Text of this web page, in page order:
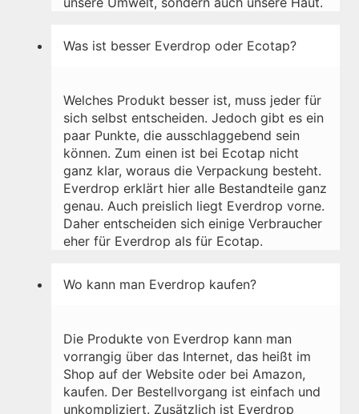
Was ist besser Everdrop oder Ecotap?
Welches Produkt besser ist, muss jeder für
sich selbst entscheiden. Jedoch gibt es ein
paar Punkte, die ausschlaggebend sein
können. Zum einen ist bei Ecotap nicht
ganz klar, woraus die Verpackung besteht.
Everdrop erklärt hier alle Bestandteile ganz
genau. Auch preislich liegt Everdrop vorne.
Daher entscheiden sich einige Verbraucher
eher für Everdrop als für Ecotap.
Wo kann man Everdrop kaufen?
Die Produkte von Everdrop kann man
vorrangig über das Internet, das heißt im
Shop auf der Website oder bei Amazon,
kaufen. Der Bestellvorgang ist einfach und
unkompliziert. Zusätzlich ist Everdrop